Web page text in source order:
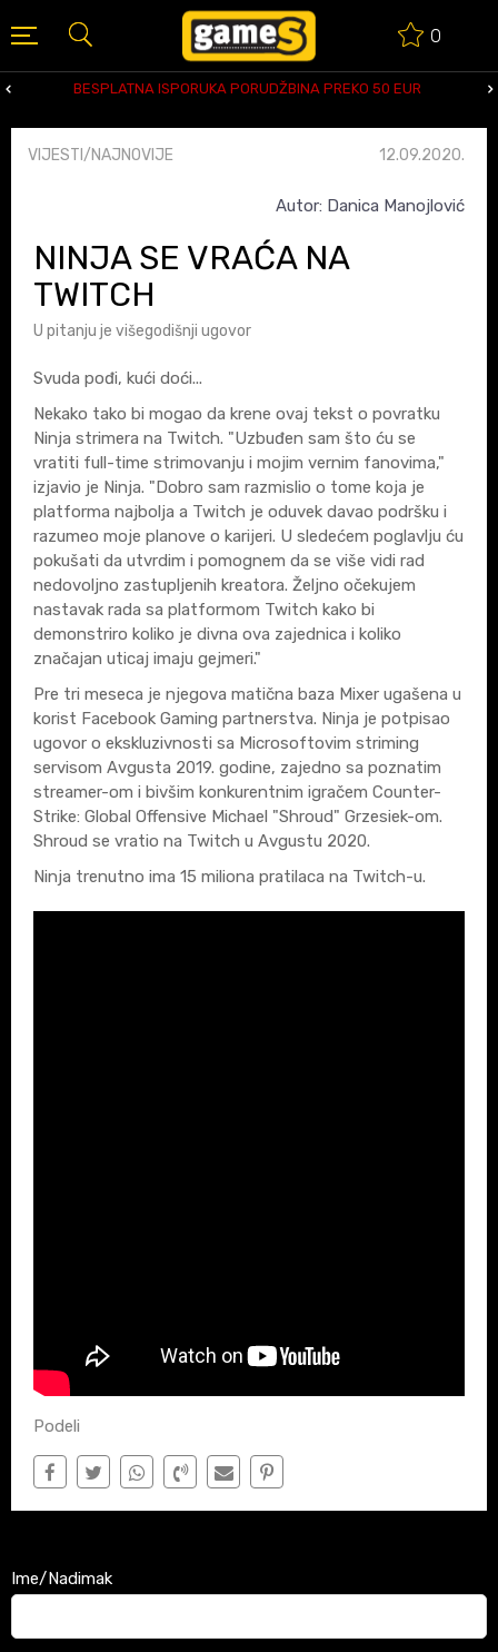
0
BESPLATNA ISPORUKA PORUDŽBINA PREKO 50 EUR
VIJESTI/NAJNOVIJE 12.09.2020.
Autor: Danica Manojlović
NINJA SE VRAĆA NA
TWITCH
U pitanju je višegodišnji ugovor
Svuda pođi, kući doći...
Nekako tako bi mogao da krene ovaj tekst o povratku
Ninja strimera na Twitch. "Uzbuđen sam što ću se
vratiti full-time strimovanju i mojim vernim fanovima,"
izjavio je Ninja. "Dobro sam razmislio o tome koja je
platforma najbolja a Twitch je oduvek davao podršku i
razumeo moje planove o karijeri. U sledećem poglavlju ću
pokušati da utvrdim i pomognem da se više vidi rad
nedovoljno zastupljenih kreatora. Željno očekujem
nastavak rada sa platformom Twitch kako bi
demonstriro koliko je divna ova zajednica i koliko
značajan uticaj imaju gejmeri."
Pre tri meseca je njegova matična baza Mixer ugašena u
korist Facebook Gaming partnerstva. Ninja je potpisao
ugovor o ekskluzivnosti sa Microsoftovim striming
servisom Avgusta 2019. godine, zajedno sa poznatim
streamer-om i bivšim konkurentnim igračem Counter-
Strike: Global Offensive Michael "Shroud" Grzesiek-om.
Shroud se vratio na Twitch u Avgustu 2020.
Ninja trenutno ima 15 miliona pratilaca na Twitch-u.
Podeli
Ime/Nadimak